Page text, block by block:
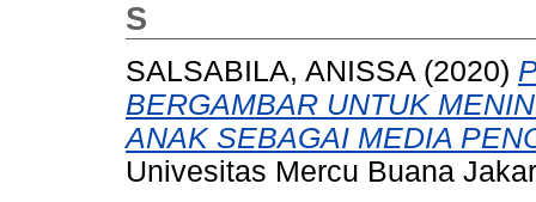
S
SALSABILA, ANISSA (2020)
BERGAMBAR UNTUK
ANAK SEBAGAI MEDIA
Univesitas Mercu Buana